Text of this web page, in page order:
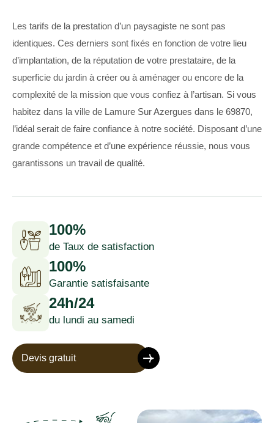
Les tarifs de la prestation d’un paysagiste ne sont pas
identiques. Ces derniers sont fixés en fonction de votre lieu
d’implantation, de la réputation de votre prestataire, de la
superficie du jardin à créer ou à aménager ou encore de la
complexité de la mission que vous confiez à l’artisan. Si vous
habitez dans la ville de Lamure Sur Azergues dans le 69870,
l’idéal serait de faire confiance à notre société. Disposant d’une
grande compétence et d’une expérience réussie, nous vous
garantissons un travail de qualité.
100%
de Taux de satisfaction
100%
Garantie satisfaisante
24h/24
du lundi au samedi
Devis gratuit